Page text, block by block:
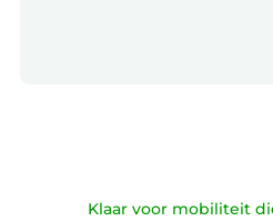
Klaar voor mobiliteit